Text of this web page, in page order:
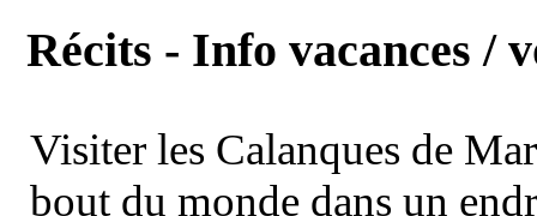
Récits - Info vacances /
Visiter les Calanques de
bout du monde dans un